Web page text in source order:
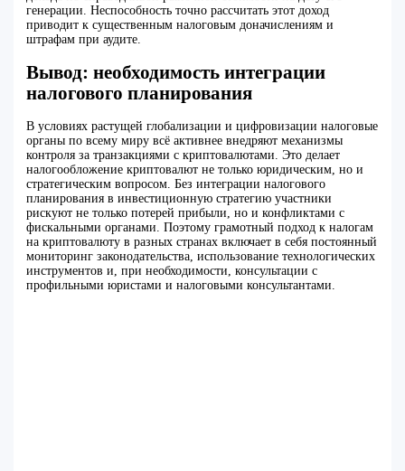
генерации. Неспособность точно рассчитать этот доход
приводит к существенным налоговым доначислениям и
штрафам при аудите.
Вывод: необходимость интеграции
налогового планирования
В условиях растущей глобализации и цифровизации налоговые
органы по всему миру всё активнее внедряют механизмы
контроля за транзакциями с криптовалютами. Это делает
налогообложение криптовалют не только юридическим, но и
стратегическим вопросом. Без интеграции налогового
планирования в инвестиционную стратегию участники
рискуют не только потерей прибыли, но и конфликтами с
фискальными органами. Поэтому грамотный подход к налогам
на криптовалюту в разных странах включает в себя постоянный
мониторинг законодательства, использование технологических
инструментов и, при необходимости, консультации с
профильными юристами и налоговыми консультантами.